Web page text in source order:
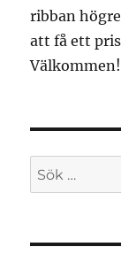
ribban
att få ett
Välkommen!
Sök
efter: